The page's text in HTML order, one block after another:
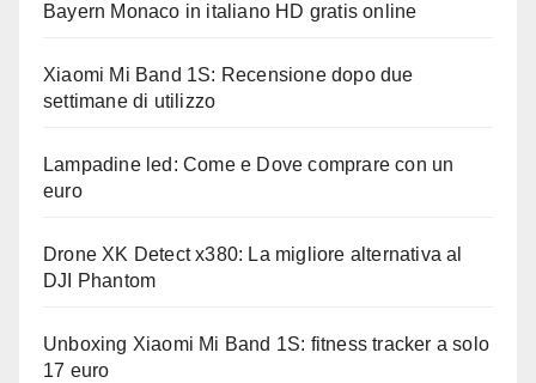
Bayern Monaco in italiano HD gratis online
Xiaomi Mi Band 1S: Recensione dopo due
settimane di utilizzo
Lampadine led: Come e Dove comprare con un
euro
Drone XK Detect x380: La migliore alternativa al
DJI Phantom
Unboxing Xiaomi Mi Band 1S: fitness tracker a solo
17 euro